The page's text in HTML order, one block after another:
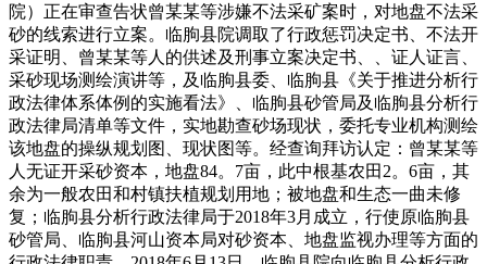
院）正在审查告状曾某某等涉嫌不法采矿案时，对地盘不法采
砂的线索进行立案。临朐县院调取了行政惩罚决定书、不法开
采证明、曾某某等人的供述及刑事立案决定书、、证人证言、
采砂现场测绘演讲等，及临朐县委、临朐县《关于推进分析行
政法律体系体例的实施看法》、临朐县砂管局及临朐县分析行
政法律局清单等文件，实地勘查砂场现状，委托专业机构测绘
该地盘的操纵规划图、现状图等。经查询拜访认定：曾某某等
人无证开采砂资本，地盘84。7亩，此中根基农田2。6亩，其
余为一般农田和村镇扶植规划用地；被地盘和生态一曲未修
复；临朐县分析行政法律局于2018年3月成立，行使原临朐县
砂管局、临朐县河山资本局对砂资本、地盘监视办理等方面的